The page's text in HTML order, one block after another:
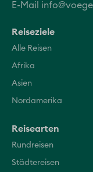
E-Mail
Reiseziele
Alle Reisen
Afrika
Asien
Nordamerika
Reisearten
Rundreisen
Städtereisen